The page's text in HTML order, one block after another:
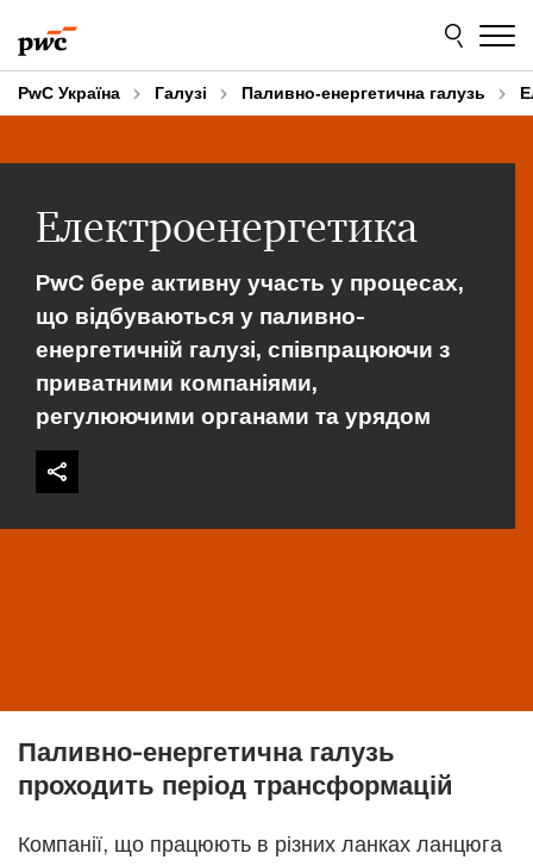
to
content
to
footer
PwC Україна Галузі Паливно-енергетична галузь
Електроенергетика
PwC бере активну участь у процесах,
що відбуваються у паливно-
енергетичній галузі, співпрацюючи з
приватними компаніями,
регулюючими органами та урядом
Паливно-енергетична галузь
проходить період трансформацій
Компанії, що працюють в різних ланках ланцюга